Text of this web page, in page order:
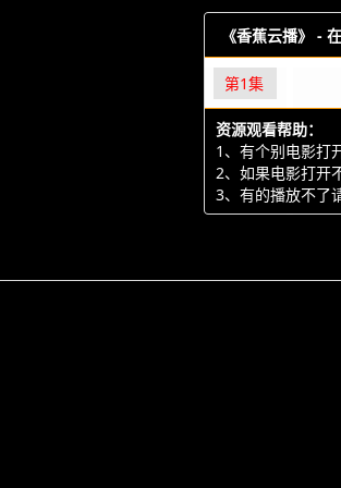
《香蕉云播》 -
第1集
资源观看帮助：
1、有个别电影打
2、如果电影打开
3、有的播放不了